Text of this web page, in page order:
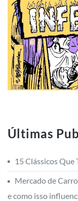
Últimas
15 Clássicos Que
Mercado de
e como isso